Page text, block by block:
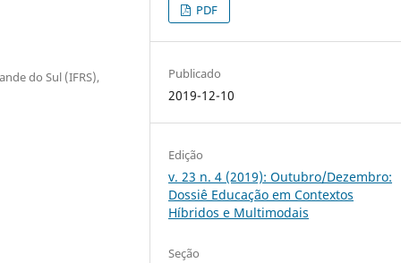
do Sul (IFRS),
PDF
Publicado
2019-12-10
Edição
v. 23 n. 4 (2019): Outubro/Dezembro:
Dossiê Educação em Contextos
Híbridos e Multimodais
Seção